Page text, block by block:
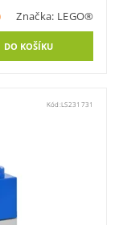
Značka: LEGO®
Kód:LS231731